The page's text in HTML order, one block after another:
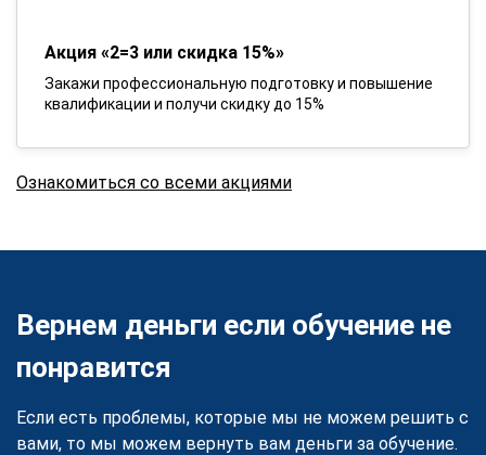
Акция «2=3 или скидка 15%»
Закажи профессиональную подготовку и повышение
квалификации и получи скидку до 15%
Ознакомиться со всеми акциями
Вернем деньги если обучение не
понравится
Если есть проблемы, которые мы не можем решить с
вами, то мы можем вернуть вам деньги за обучение.